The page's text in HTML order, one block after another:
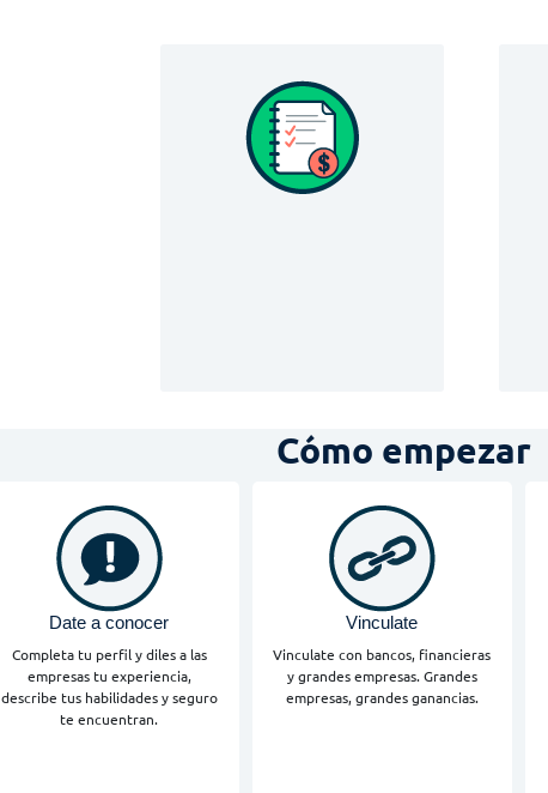
Cómo empezar
Date a conocer
Completa tu perfil y diles a las
empresas tu experiencia,
describe tus habilidades y seguro
te encuentran.
Vinculate
Vinculate con bancos, financieras
y grandes empresas. Grandes
empresas, grandes ganancias.